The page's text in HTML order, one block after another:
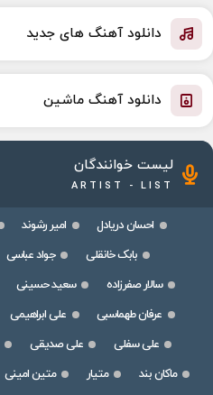
دانلود آهنگ های جدید
دانلود آهنگ ماشین
لیست خوانندگان
ARTIST - LIST
احسان دریادل امیر رشوند
بابک خانقلی
جواد عباسی
سالار صفرزاده
سعید حسینی
عرفان طهماسبی
علی ابراهیمی
علی سفلی
علی صدیقی
ماکان بند
متیار متین امینی